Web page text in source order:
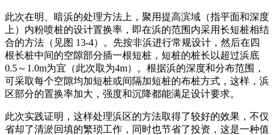
此次在明、暗浜的处理方法上，聚用提高滨域（指平面和深度
上）内粉喷桩的设计置换率，即在浜的范围内采用长短桩相结
合的方法（见图 13-4）。先按非浜进行常规设计，然后在四
根长桩中间的空隙部分插一根短桩，短桩的桩长以超过浜底
0.5～1.0m为宜（此次取为4m）。根据浜的深度和分布范围，
可采取每个空隙均加短桩或间隔加短桩的布桩方式，这样，浜
区部分的置换率加大，强度和沉降都能满足设计要求。
此次实践证明，这样处理浜区的方法取得了较好的效果，不仅
省却了清淤回填的繁琐工作，同时也节省了投资，这是一种值